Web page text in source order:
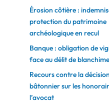
Érosion côtière :
protection du patrimoine
archéologique en recul
Banque : obligation de
face au délit de
Recours contre la
bâtonnier sur les
l’avocat